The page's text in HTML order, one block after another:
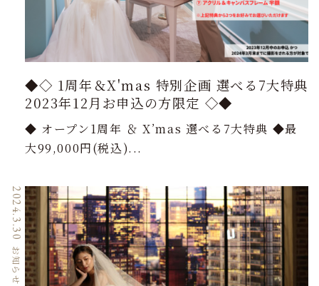
◆◇ 1周年＆X'mas 特別企画 選べる7大特典
2023年12月お申込の方限定 ◇◆
◆ オープン1周年 ＆ X’mas 選べる7大特典 ◆最
大99,000円(税込)...
2024.3.30
お知らせ